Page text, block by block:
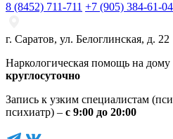
8 (8452) 711-711 +7 (905) 384-61-04
г. Саратов, ул. Белоглинская, д. 22
Наркологическая помощь на дому
круглосуточно
Запись к узким специалистам
психиатр) – с 9:00 до 20:00